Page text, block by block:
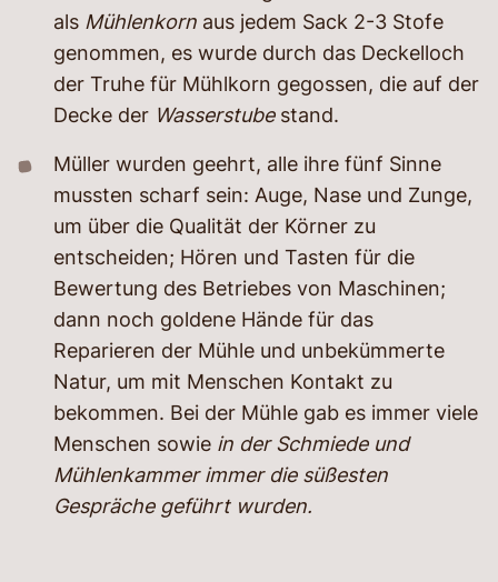
als Mühlenkorn aus jedem Sack 2-3 Stofe
genommen, es wurde durch das Deckelloch
der Truhe für Mühlkorn gegossen, die auf der
Decke der Wasserstubestand.
Müller wurden geehrt, alle ihre fünf Sinne
mussten scharf sein: Auge, Nase und Zunge,
um über die Qualität der Körner zu
entscheiden; Hören und Tasten für die
Bewertung des Betriebes von Maschinen;
dann noch goldene Hände für das
Reparieren der Mühle und unbekümmerte
Natur, um mit Menschen Kontakt zu
bekommen. Bei der Mühle gab es immer viele
Menschen sowie in der Schmiede und
Mühlenkammer immer die süßesten
Gespräche geführt wurden.